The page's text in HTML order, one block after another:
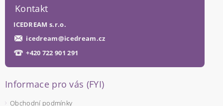
Kontakt
ICEDREAM s.r.o.
icedream@icedream.cz
+420 722 901 291
Informace pro vás (FYI)
Obchodní podmínky